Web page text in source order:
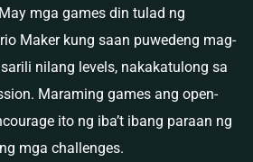
mga games din tulad ng
Maker kung saan puwedeng mag-
nilang levels, nakakatulong sa
Maraming games ang open-
ito ng iba’t ibang paraan ng
mga challenges.